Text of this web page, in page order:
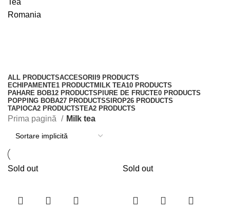
ALL PRODUCTSACCESORII 9 PRODUCTS
ECHIPAMENTE1 PRODUCTMILK TEA10 PRODUCTS
PAHARE BOB12 PRODUCTS PIURE DE FRUCTE0 PRODUCTS
POPPING BOBA27 PRODUCTSSIROP26 PRODUCTS
TAPIOCA2 PRODUCTSTEA2 PRODUCTS
Prima pagină Milk tea
Sold out Sold out